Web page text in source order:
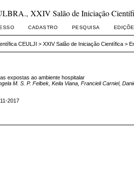
XXIV Salão de Iniciação
CADASTRO PESQUISA
CEULJI > XXIV Salão de Iniciação Científica>
expostas ao ambiente hospitalar
M. S. P. Felbek, Keila Viana, Francieli Carniel,
2017